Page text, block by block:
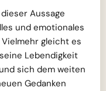
Aussage
und emotionales
gleicht es
Lebendigkeit
sich dem weiten
Gedanken